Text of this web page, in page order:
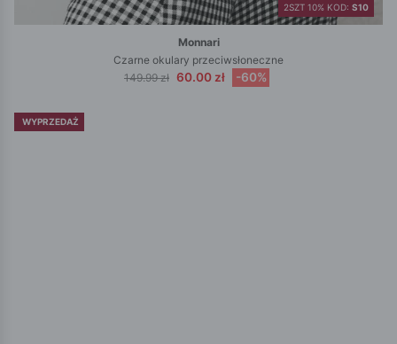
2SZT 10% KOD: S10
Monnari
Czarne okulary przeciwsłoneczne
149.99 zł 60.00 zł -60%
WYPRZEDAŻ